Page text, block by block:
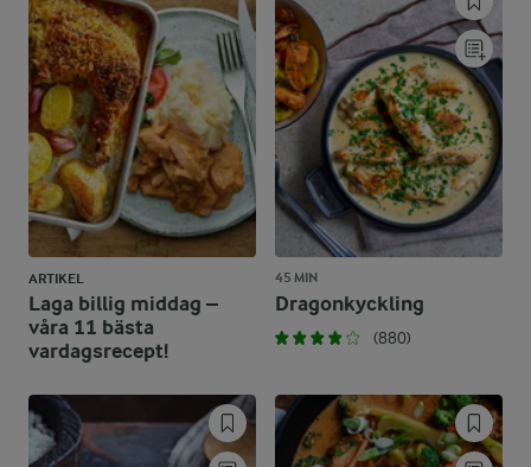
ARTIKEL
Laga billig middag –
våra 11 bästa
vardagsrecept!
45 MIN
Dragonkyckling
(880)